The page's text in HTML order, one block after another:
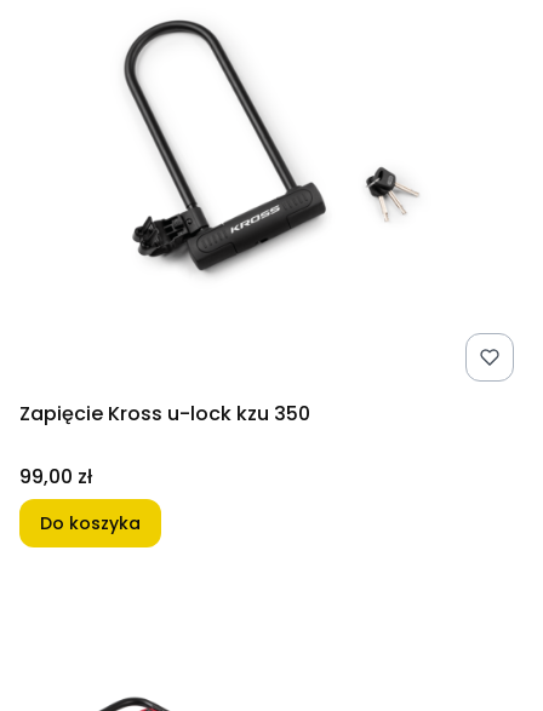
Zapięcie Kross u-lock kzu 350
Cena
99,00 zł
Do koszyka